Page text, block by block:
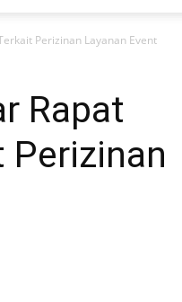
Perizinan Layanan Event
Rapat
Perizinan